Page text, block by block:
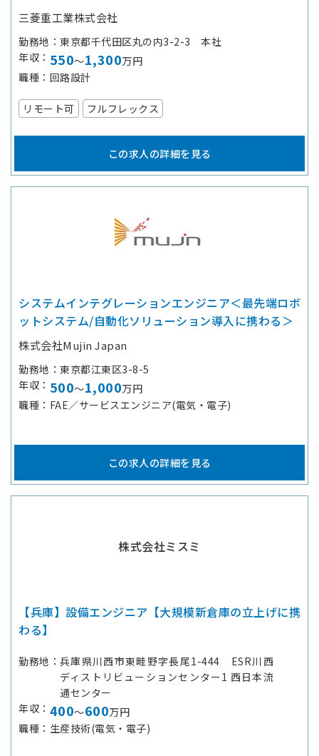
三菱重工業株式会社
勤務地
東京都千代田区丸の内3-2-3 本社
年収
550～1,300万円
職種
回路設計
リモート可 フルフレックス
この求人の詳細を見る
システムインテグレーションエンジニア＜最先端ロボ
ットシステム/自動化ソリューション導入に携わる＞
株式会社Mujin Japan
勤務地
東京都江東区3-8-5
年収
500～1,000万円
職種
FAE／サービスエンジニア(電気・電子)
この求人の詳細を見る
株式会社ミスミ
【兵庫】設備エンジニア【大規模新倉庫の立上げに携
わる】
勤務地
兵庫県川西市東畦野字長尾1-444 ESR川西
ディストリビューションセンター1 西日本流
通センター
年収
400～600万円
職種
生産技術(電気・電子)